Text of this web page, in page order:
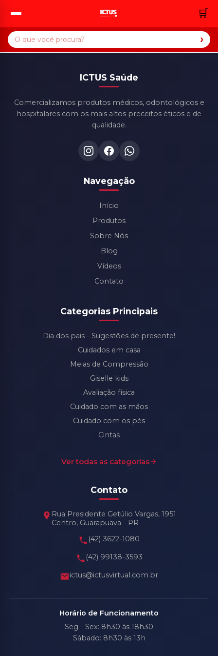
ICTUS Saúde
Comercializamos produtos médicos, odontológicos e
hospitalares com os mais altos preceitos éticos e de
qualidade.
Navegação
Início
Produtos
Sobre Nós
Blog
Vídeos
Contato
Categorias Principais
Dia dos pais - Sugestões de presente!
Cuidados em casa
Meias de Compressão
Giselle kids
Avaliação física
Cuidado com as mãos
Cuidado com os pés
Cintas
Ver todas as categorias
Contato
Rua Presidente Getúlio Vargas, 1951
Centro, Guarapuava - PR
(42) 3622-1080
(42) 99138-3593
ictus@ictusvirtual.com.br
Horário de Funcionamento
Seg - Sex: 8h30 às 18h30
Sábado: 8h30 às 13h
🛒
›